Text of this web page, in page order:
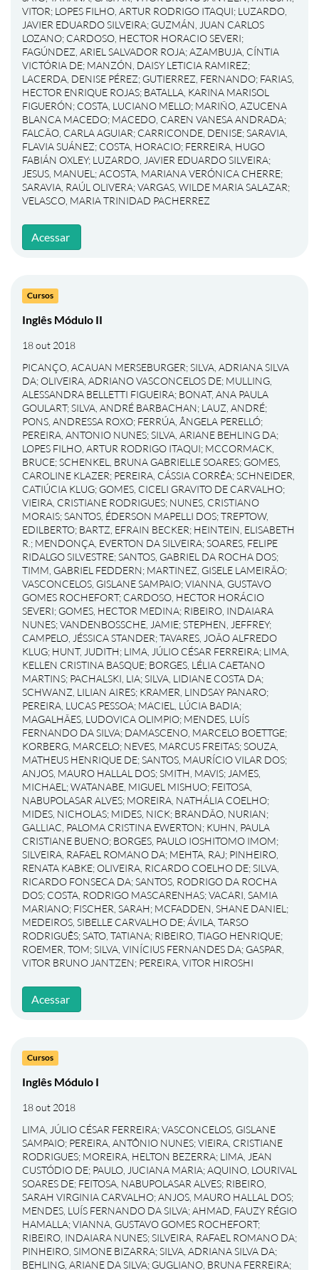
VITOR; LOPES FILHO, ARTUR RODRIGO ITAQUI; LUZARDO,
JAVIER EDUARDO SILVEIRA; GUZMÁN, JUAN CARLOS
LOZANO; CARDOSO, HECTOR HORACIO SEVERI;
FAGÚNDEZ, ARIEL SALVADOR ROJA;AZAMBUJA, CÍNTIA
VICTÓRIA DE; MANZÓN, DAISY LETICIA RAMIREZ;
LACERDA, DENISE PÉREZ; GUTIERREZ, FERNANDO; FARIAS,
HECTOR ENRIQUE ROJAS; BATALLA, KARINA MARISOL
FIGUERÓN; COSTA, LUCIANO MELLO; MARIÑO, AZUCENA
BLANCA MACEDO; MACEDO, CAREN VANESA ANDRADA;
FALCÃO, CARLA AGUIAR; CARRICONDE, DENISE;SARAVIA,
FLAVIA SUÁNEZ; COSTA, HORACIO; FERREIRA, HUGO
FABIÁN OXLEY; LUZARDO, JAVIER EDUARDO SILVEIRA;
JESUS, MANUEL ;ACOSTA, MARIANA VERÓNICA CHERRE;
SARAVIA, RAÚL OLIVERA;VARGAS, WILDE MARIA SALAZAR;
VELASCO, MARIA TRINIDAD PACHERREZ
Acessar
Cursos
Inglês Módulo II
18 out 2018
PICANÇO, ACAUAN MERSEBURGER;SILVA, ADRIANA SILVA
DA;OLIVEIRA, ADRIANO VASCONCELOS DE; MULLING,
ALESSANDRA BELLETTI FIGUEIRA; BONAT, ANA PAULA
GOULART;SILVA, ANDRÉ BARBACHAN; LAUZ, ANDRÉ;
PONS, ANDRESSA ROXO; FERRÚA, ÂNGELA PERELLÓ;
PEREIRA, ANTONIO NUNES;SILVA, ARIANE BEHLING DA;
LOPES FILHO, ARTUR RODRIGO ITAQUI; MCCORMACK,
BRUCE;SCHENKEL, BRUNA GABRIELLE SOARES; GOMES,
CAROLINE KLAZER; PEREIRA, CÁSSIA CORRÊA;SCHNEIDER,
CATIÚCIA KLUG; GOMES, CICELI GRAVITO DE CARVALHO;
VIEIRA, CRISTIANE RODRIGUES; NUNES, CRISTIANO
MORAIS;SANTOS, ÉDERSON MAPELLI DOS;TREPTOW,
EDILBERTO; BARTZ, EFRAIN BECKER; HEINTEIN, ELISABETH
R. ; MENDONÇA, EVERTON DA SILVEIRA;SOARES, FELIPE
RIDALGO SILVESTRE;SANTOS, GABRIEL DA ROCHA DOS;
TIMM, GABRIEL FEDDERN; MARTINEZ, GISELE LAMEIRÃO;
VASCONCELOS, GISLANE SAMPAIO;VIANNA, GUSTAVO
GOMES ROCHEFORT; CARDOSO, HECTOR HORÁCIO
SEVERI; GOMES, HECTOR MEDINA; RIBEIRO, INDAIARA
NUNES;VANDENBOSSCHE, JAMIE;STEPHEN, JEFFREY;
CAMPELO, JÉSSICA STANDER;TAVARES, JOÃO ALFREDO
KLUG; HUNT, JUDITH; LIMA, JÚLIO CÉSAR FERREIRA; LIMA,
KELLEN CRISTINA BASQUE; BORGES, LÉLIA CAETANO
MARTINS; PACHALSKI, LIA;SILVA, LIDIANE COSTA DA;
SCHWANZ, LILIAN AIRES; KRAMER, LINDSAY PANARO;
PEREIRA, LUCAS PESSOA; MACIEL, LÚCIA BADIA;
MAGALHÃES, LUDOVICA OLIMPIO; MENDES, LUÍS
FERNANDO DA SILVA; DAMASCENO, MARCELO BOETTGE;
KORBERG, MARCELO; NEVES, MARCUS FREITAS;SOUZA,
MATHEUS HENRIQUE DE;SANTOS, MAURÍCIO VILAR DOS;
ANJOS, MAURO HALLAL DOS;SMITH, MAVIS; JAMES,
MICHAEL ;WATANABE, MIGUEL MISHUO; FEITOSA,
NABUPOLASAR ALVES; MOREIRA, NATHÁLIA COELHO;
MIDES, NICHOLAS; MIDES, NICK; BRANDÃO, NURIAN;
GALLIAC, PALOMA CRISTINA EWERTON; KUHN, PAULA
CRISTIANE BUENO; BORGES, PAULO IOSHITOMO IMOM;
SILVEIRA, RAFAEL ROMANO DA; MEHTA, RAJ; PINHEIRO,
RENATA KABKE;OLIVEIRA, RICARDO COELHO DE;SILVA,
RICARDO FONSECA DA;SANTOS, RODRIGO DA ROCHA
DOS; COSTA, RODRIGO MASCARENHAS;VACARI, SAMIA
MARIANO; FISCHER, SARAH; MCFADDEN, SHANE DANIEL ;
MEDEIROS, SIBELLE CARVALHO DE;ÁVILA, TARSO
RODRIGUÊS;SATO, TATIANA; RIBEIRO, TIAGO HENRIQUE;
ROEMER, TOM;SILVA, VINÍCIUS FERNANDES DA; GASPAR,
VITOR BRUNO JANTZEN; PEREIRA, VITOR HIROSHI
Acessar
Cursos
Inglês Módulo I
18 out 2018
LIMA, JÚLIO CÉSAR FERREIRA;VASCONCELOS, GISLANE
SAMPAIO; PEREIRA, ANTÔNIO NUNES;VIEIRA, CRISTIANE
RODRIGUES; MOREIRA, HELTON BEZERRA; LIMA, JEAN
CUSTÓDIO DE; PAULO, JUCIANA MARIA;AQUINO, LOURIVAL
SOARES DE; FEITOSA, NABUPOLASAR ALVES; RIBEIRO,
SARAH VIRGINIA CARVALHO;ANJOS, MAURO HALLAL DOS;
MENDES, LUÍS FERNANDO DA SILVA;AHMAD, FAUZY RÉGIO
HAMALLA;VIANNA, GUSTAVO GOMES ROCHEFORT;
RIBEIRO, INDAIARA NUNES;SILVEIRA, RAFAEL ROMANO DA;
PINHEIRO, SIMONE BIZARRA;SILVA, ADRIANA SILVA DA;
BEHLING, ARIANE DA SILVA; GUGLIANO, BRUNA FERREIRA;